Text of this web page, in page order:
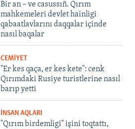
Bir an – ve casussıñ. Qırım
mahkemeleri devlet hainligi
qabaatlavlarını daqqalar içinde
nasıl baqalar
CEMİYET
"Er kes qaça, er kes kete": cenk
Qırımdaki Rusiye turistlerine nasıl
barıp yetti
İNSAN AQLARI
"Qırım birdemligi" işini toqtattı,